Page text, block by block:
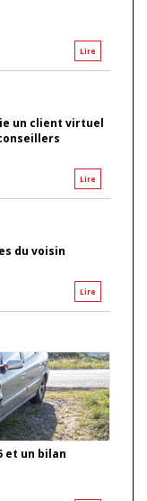
Lire
un client virtuel
Lire
du voisin
Lire
et un bilan